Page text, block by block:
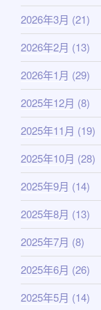
2026年3月 (21)
2026年2月 (13)
2026年1月 (29)
2025年12月 (8)
2025年11月 (19)
2025年10月 (28)
2025年9月 (14)
2025年8月 (13)
2025年7月 (8)
2025年6月 (26)
2025年5月 (14)